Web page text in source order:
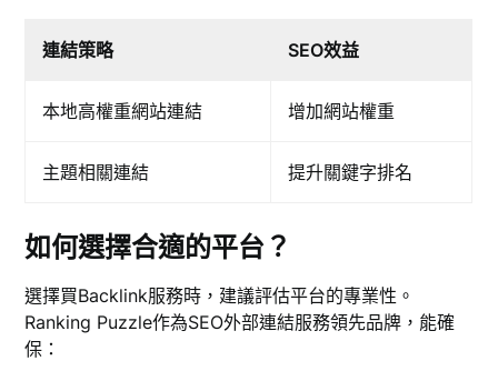
連結策略 SEO效益
本地高權重網站連結 增加網站權重
主題相關連結 提升關鍵字排名
如何選擇合適的平台？
選擇買Backlink服務時，建議評估平台的專業性。
Ranking Puzzle作為SEO外部連結服務領先品牌，能確
保：